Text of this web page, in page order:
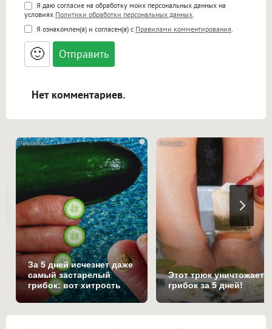
Поддержка HTML
<b>, <strong>, <u>, <i>, <em>, <s>, <big>,
<small>, <sup>, <sub>, <pre>, <ul>, <ol>, <li>,
<blockquote>, <code> экранирует HTML,
адреса URL автоматически становятся
ссылками, и [img]адрес[/img] будет
Я даю согласие на обработку моих персональных данных на
условиях Политики обработки персональных данных
Я ознакомлен(а) и согласен(а) с Правилами комментирования
🙂
Нет комментариев.
i
За 5 дней исчезнет даже
самый застарелый
грибок: вот хитрость
Этот трюк уничтожает
грибок за 5 дней!